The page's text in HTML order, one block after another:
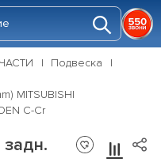
Подвеска
MITSUBISHI
C-Cr
задн.